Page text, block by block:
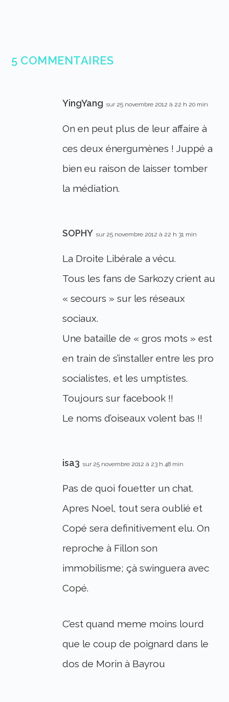
5 COMMENTAIRES
YingYang sur 25 novembre 2012 à 22 h 20 min
On en peut plus de leur affaire à
ces deux énergumènes ! Juppé a
bien eu raison de laisser tomber
la médiation.
SOPHY sur 25 novembre 2012 à 22 h 31 min
La Droite Libérale a vécu.
Tous les fans de Sarkozy crient au
« secours » sur les réseaux
sociaux.
Une bataille de « gros mots » est
en train de s’installer entre les pro
socialistes, et les umptistes.
Toujours sur facebook !!
Le noms d’oiseaux volent bas !!
isa3 sur 25 novembre 2012 à 23 h 48 min
Pas de quoi fouetter un chat.
Apres Noel, tout sera oublié et
Copé sera definitivement elu. On
reproche à Fillon son
immobilisme; çà swinguera avec
Copé.
C’est quand meme moins lourd
que le coup de poignard dans le
dos de Morin à Bayrou